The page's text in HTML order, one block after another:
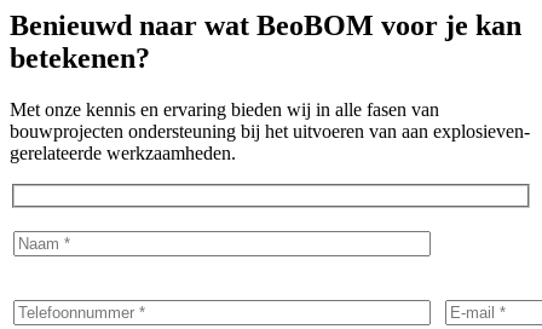
Benieuwd naar wat BeoBOM voor je kan
betekenen?
Met onze kennis en ervaring bieden wij in alle fasen van
bouwprojecten ondersteuning bij het uitvoeren van aan explosieven-
gerelateerde werkzaamheden.